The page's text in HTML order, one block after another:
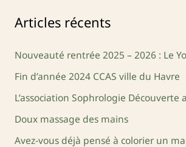
h
e
e
r
Articles récents
Nouveauté rentrée 2025 – 2026 : Le
Fin d’année 2024 CCAS ville du Havre
L’association Sophrologie Découverte
Doux massage des mains
Avez-vous déjà pensé à colorier un